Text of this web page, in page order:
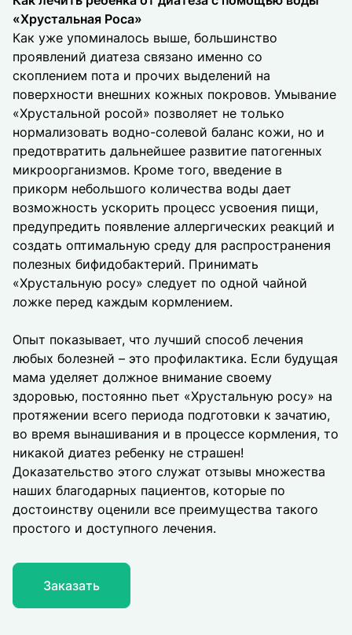
«Хрустальная Роса»
Как уже упоминалось выше, большинство
проявлений диатеза связано именно со
скоплением пота и прочих выделений на
поверхности внешних кожных покровов. Умывание
«Хрустальной росой» позволяет не только
нормализовать водно-солевой баланс кожи, но и
предотвратить дальнейшее развитие патогенных
микроорганизмов. Кроме того, введение в
прикорм небольшого количества воды дает
возможность ускорить процесс усвоения пищи,
предупредить появление аллергических реакций и
создать оптимальную среду для распространения
полезных бифидобактерий. Принимать
«Хрустальную росу» следует по одной чайной
ложке перед каждым кормлением.
Опыт показывает, что лучший способ лечения
любых болезней – это профилактика. Если будущая
мама уделяет должное внимание своему
здоровью, постоянно пьет «Хрустальную росу» на
протяжении всего периода подготовки к зачатию,
во время вынашивания и в процессе кормления, то
никакой диатез ребенку не страшен!
Доказательство этого служат отзывы множества
наших благодарных пациентов, которые по
достоинству оценили все преимущества такого
простого и доступного лечения.
Заказать